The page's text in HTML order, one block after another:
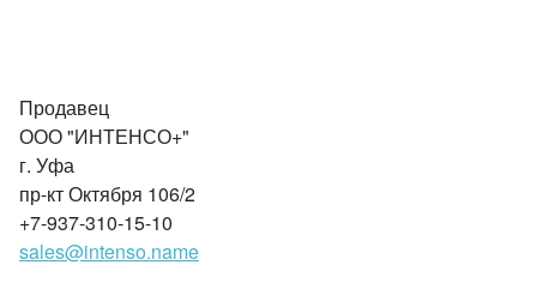
Продавец
ООО "ИНТЕНСО+"
г. Уфа
пр-кт Октября 106/2
+7-937-310-15-10
sales@intenso.name